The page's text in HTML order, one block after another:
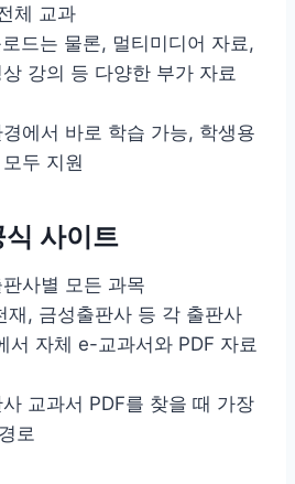
체 교과
드는 물론, 멀티미디어 자료,
강의 등 다양한 부가 자료
에서 바로 학습 가능, 학생용
두 지원
사이트
사별 모든 과목
재, 금성출판사 등 각 출판사
서 자체 e-교과서와 PDF 자료
교과서 PDF를 찾을 때 가장
로